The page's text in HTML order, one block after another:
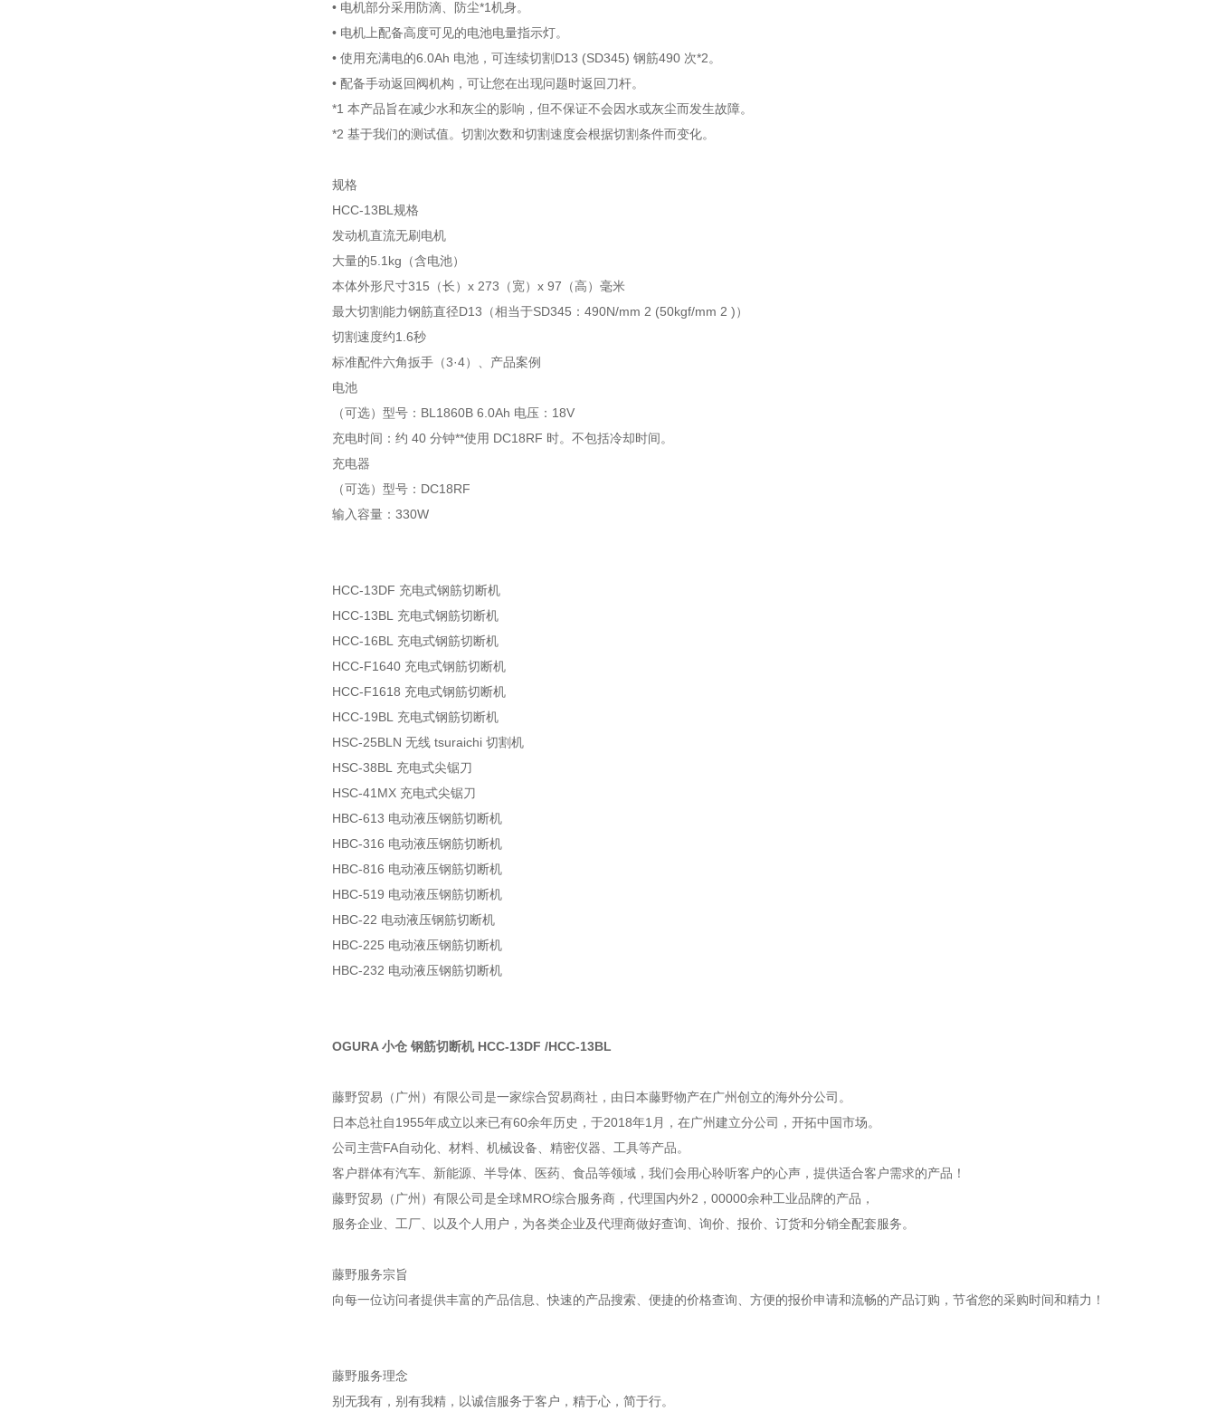
• 电机部分采用防滴、防尘*1机身。
• 电机上配备高度可见的电池电量指示灯。
• 使用充满电的6.0Ah 电池，可连续切割D13 (SD345) 钢筋490 次*2。
• 配备手动返回阀机构，可让您在出现问题时返回刀杆。
*1 本产品旨在减少水和灰尘的影响，但不保证不会因水或灰尘而发生故障。
*2 基于我们的测试值。切割次数和切割速度会根据切割条件而变化。
规格
HCC-13BL规格
发动机直流无刷电机
大量的5.1kg（含电池）
本体外形尺寸315（长）x 273（宽）x 97（高）毫米
最大切割能力钢筋直径D13（相当于SD345：490N/mm 2 (50kgf/mm 2 )）
切割速度约1.6秒
标准配件六角扳手（3·4）、产品案例
电池
（可选）型号：BL1860B 6.0Ah 电压：18V
充电时间：约 40 分钟**使用 DC18RF 时。不包括冷却时间。
充电器
（可选）型号：DC18RF
输入容量：330W
HCC-13DF 充电式钢筋切断机
HCC-13BL 充电式钢筋切断机
HCC-16BL 充电式钢筋切断机
HCC-F1640 充电式钢筋切断机
HCC-F1618 充电式钢筋切断机
HCC-19BL 充电式钢筋切断机
HSC-25BLN 无线 tsuraichi 切割机
HSC-38BL 充电式尖锯刀
HSC-41MX 充电式尖锯刀
HBC-613 电动液压钢筋切断机
HBC-316 电动液压钢筋切断机
HBC-816 电动液压钢筋切断机
HBC-519 电动液压钢筋切断机
HBC-22 电动液压钢筋切断机
HBC-225 电动液压钢筋切断机
HBC-232 电动液压钢筋切断机
OGURA 小仓 钢筋切断机 HCC-13DF /HCC-13BL
藤野贸易（广州）有限公司是一家综合贸易商社，由日本藤野物产在广州创立的海外分公司。
日本总社自1955年成立以来已有60余年历史，于2018年1月，在广州建立分公司，开拓中国市场。
公司主营FA自动化、材料、机械设备、精密仪器、工具等产品。
客户群体有汽车、新能源、半导体、医药、食品等领域，我们会用心聆听客户的心声，提供适合客户需求的产品！
藤野贸易（广州）有限公司是全球MRO综合服务商，代理国内外2，00000余种工业品牌的产品，
服务企业、工厂、以及个人用户，为各类企业及代理商做好查询、询价、报价、订货和分销全配套服务。
藤野服务宗旨
向每一位访问者提供丰富的产品信息、快速的产品搜索、便捷的价格查询、方便的报价申请和流畅的产品订购，节省您的采购时间和精力！
藤野服务理念
别无我有，别有我精，以诚信服务于客户，精于心，简于行。